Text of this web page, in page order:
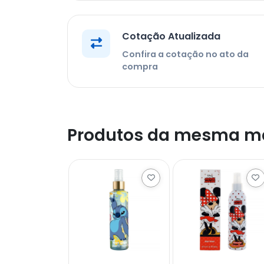
Cotação Atualizada
Confira a cotação no ato da
compra
Produtos da mesma